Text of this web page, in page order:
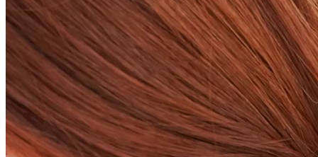
Industrial